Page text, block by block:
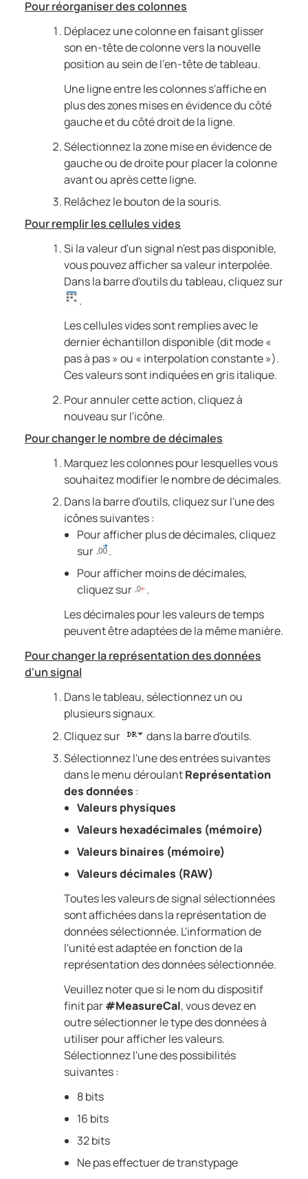
Pour réorganiser des colonnes
Déplacez une colonne en faisant glisser
son en-tête de colonne vers la nouvelle
position au sein de l'en-tête de tableau.
Une ligne entre les colonnes s'affiche en
plus des zones mises en évidence du côté
gauche et du côté droit de la ligne.
Sélectionnez la zone mise en évidence de
gauche ou de droite pour placer la colonne
avant ou après cette ligne.
Relâchez le bouton de la souris.
Pour remplir les cellules vides
Si la valeur d'un signal n'est pas disponible,
vous pouvez afficher sa valeur interpolée.
Dans la barre d'outils du tableau, cliquez sur
.
Les cellules vides sont remplies avec le
dernier échantillon disponible (dit mode «
pas à pas » ou « interpolation constante »).
Ces valeurs sont indiquées en gris italique.
Pour annuler cette action, cliquez à
nouveau sur l'icône.
Pour changer le nombre de décimales
Marquez les colonnes pour lesquelles vous
souhaitez modifier le nombre de décimales.
Dans la barre d'outils, cliquez sur l'une des
icônes suivantes :
Pour afficher plus de décimales, cliquez
sur
.
Pour afficher moins de décimales,
cliquez sur
.
Les décimales pour les valeurs de temps
peuvent être adaptées de la même manière.
Pour changer la représentation des données
d'un signal
Dans le tableau, sélectionnez un ou
plusieurs signaux.
Cliquez sur
dans la barre d'outils.
Sélectionnez l'une des entrées suivantes
dans le menu déroulantReprésentation
des données :
Valeurs physiques
Valeurs hexadécimales (mémoire)
Valeurs binaires (mémoire)
Valeurs décimales (RAW)
Toutes les valeurs de signal sélectionnées
sont affichées dans la représentation de
données sélectionnée. L'information de
l'unité est adaptée en fonction de la
représentation des données sélectionnée.
Veuillez noter que si le nom du dispositif
finit par#MeasureCal, vous devez en
outre sélectionner le type des données à
utiliser pour afficher les valeurs.
Sélectionnez l'une des possibilités
suivantes :
8 bits
16 bits
32 bits
Ne pas effectuer de transtypage